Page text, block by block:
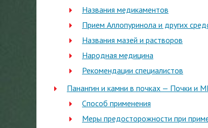
Названия медикаментов
Прием Аллопуринола и других
Названия мазей и растворов
Народная медицина
Рекомендации специалистов
Панангин и камни в почках — Почки и
Способ применения
Меры предосторожности при